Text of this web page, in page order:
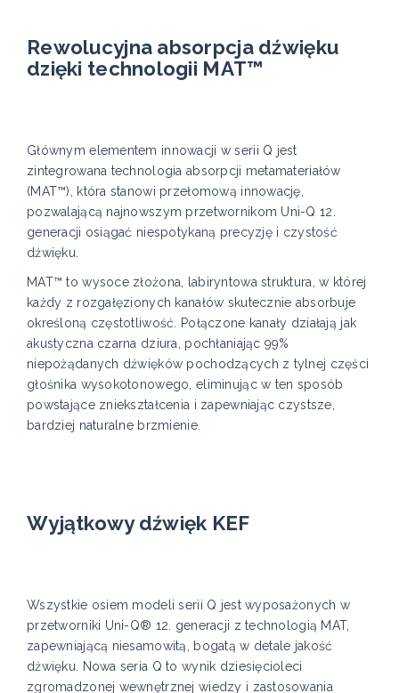
Rewolucyjna absorpcja dźwięku
dzięki technologii MAT™
Głównym elementem innowacji w serii Q jest
zintegrowana technologia absorpcji metamateriałów
(MAT™), która stanowi przełomową innowację,
pozwalającą najnowszym przetwornikom Uni-Q 12.
generacji osiągać niespotykaną precyzję i czystość
dźwięku.
MAT™ to wysoce złożona, labiryntowa struktura, w której
każdy z rozgałęzionych kanałów skutecznie absorbuje
określoną częstotliwość. Połączone kanały działają jak
akustyczna czarna dziura, pochłaniając 99%
niepożądanych dźwięków pochodzących z tylnej części
głośnika wysokotonowego, eliminując w ten sposób
powstające zniekształcenia i zapewniając czystsze,
bardziej naturalne brzmienie.
Wyjątkowy dźwięk KEF
Wszystkie osiem modeli serii Q jest wyposażonych w
przetworniki Uni-Q® 12. generacji z technologią MAT,
zapewniającą niesamowitą, bogatą w detale jakość
dźwięku. Nowa seria Q to wynik dziesięcioleci
zgromadzonej wewnętrznej wiedzy i zastosowania